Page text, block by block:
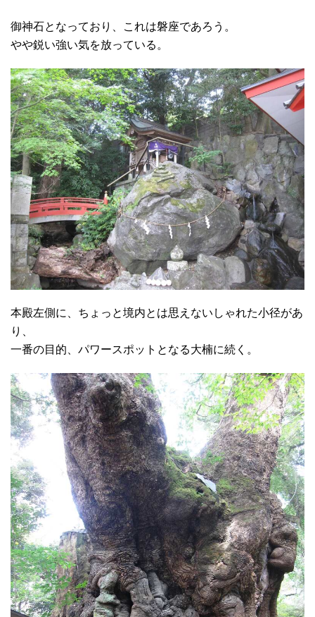
御神石となっており、これは磐座であろう。
やや鋭い強い気を放っている。
本殿左側に、ちょっと境内とは思えないしゃれた小径があ
り、
一番の目的、パワースポットとなる大楠に続く。